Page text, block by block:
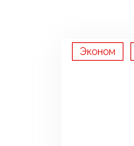
Эконом